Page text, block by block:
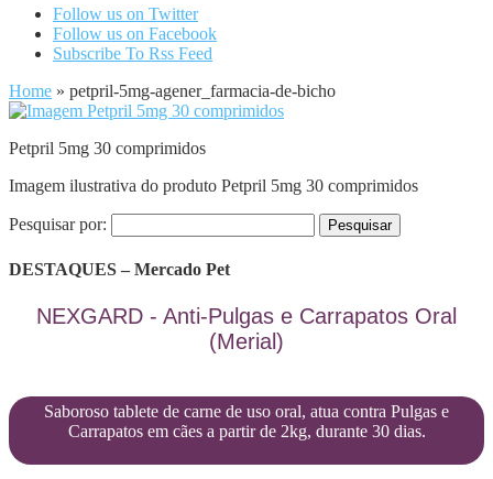
Follow us on Twitter
Follow us on Facebook
Subscribe To Rss Feed
Home » petpril-5mg-agener_farmacia-de-bicho
Petpril 5mg 30 comprimidos
Imagem ilustrativa do produto Petpril 5mg 30 comprimidos
Pesquisar por:
DESTAQUES – Mercado Pet
NEXGARD - Anti-Pulgas e Carrapatos Oral
(Merial)
Saboroso tablete de carne de uso oral, atua contra Pulgas e
Carrapatos em cães a partir de 2kg, durante 30 dias.